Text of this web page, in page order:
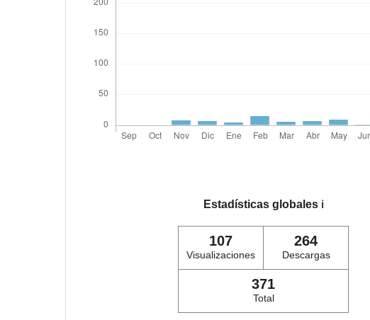
Estadísticas globales ℹ️
107
Visualizaciones
264
Descargas
371
Total